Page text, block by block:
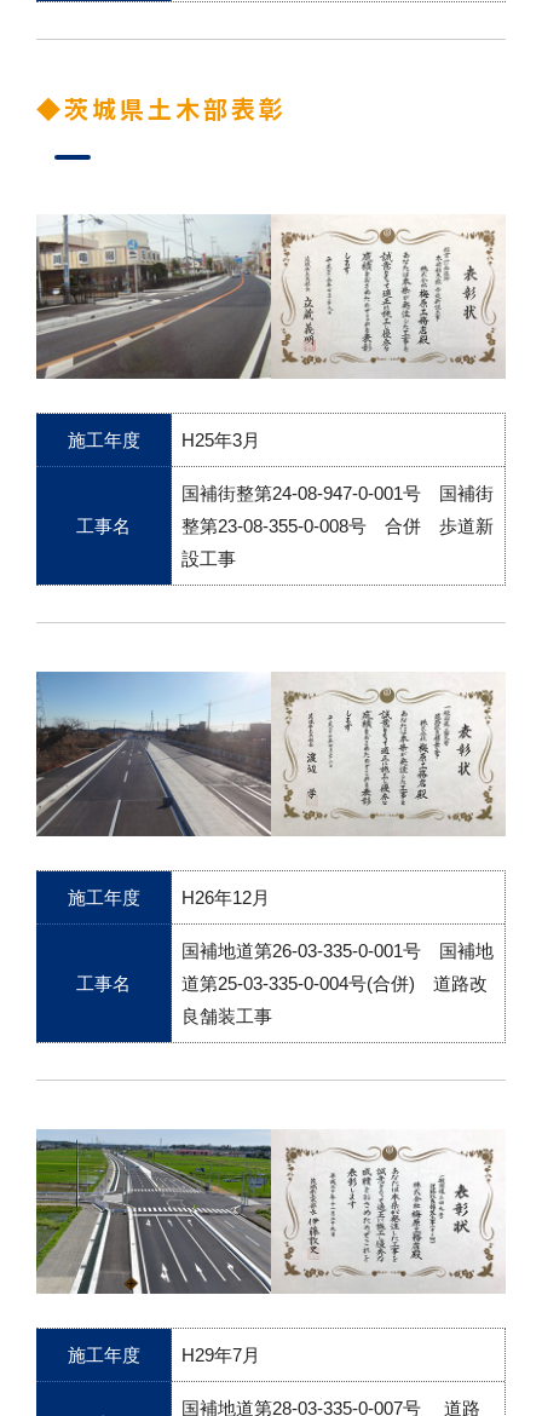
◆茨城県土木部表彰
施工年度 H25年3月
工事名
国補街整第24-08-947-0-001号 国補街
整第23-08-355-0-008号 合併 歩道新
設工事
施工年度 H26年12月
工事名
国補地道第26-03-335-0-001号 国補地
道第25-03-335-0-004号(合併) 道路改
良舗装工事
施工年度 H29年7月
国補地道第28-03-335-0-007号 道路